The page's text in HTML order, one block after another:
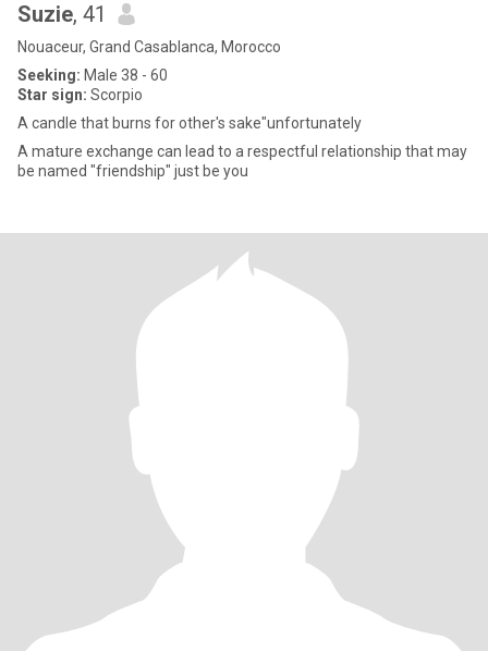
Suzie, 41
Nouaceur, Grand Casablanca, Morocco
Seeking: Male 38 - 60
Star sign: Scorpio
A candle that burns for other's sake"unfortunately
A mature exchange can lead to a respectful relationship that may
be named "friendship" just be you